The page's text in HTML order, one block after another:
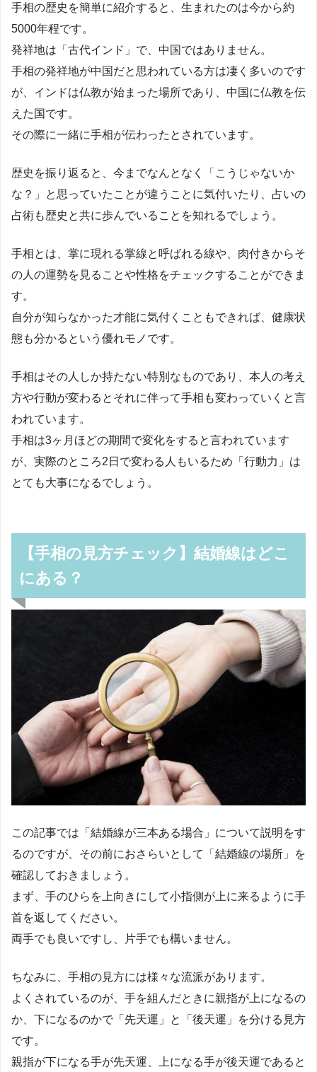
手相の歴史を簡単に紹介すると、生まれたのは今から約
5000年程です。
発祥地は「古代インド」で、中国ではありません。
手相の発祥地が中国だと思われている方は凄く多いのです
が、インドは仏教が始まった場所であり、中国に仏教を伝
えた国です。
その際に一緒に手相が伝わったとされています。
歴史を振り返ると、今までなんとなく「こうじゃないか
な？」と思っていたことが違うことに気付いたり、占いの
占術も歴史と共に歩んでいることを知れるでしょう。
手相とは、掌に現れる掌線と呼ばれる線や、肉付きからそ
の人の運勢を見ることや性格をチェックすることができま
す。
自分が知らなかった才能に気付くこともできれば、健康状
態も分かるという優れモノです。
手相はその人しか持たない特別なものであり、本人の考え
方や行動が変わるとそれに伴って手相も変わっていくと言
われています。
手相は3ヶ月ほどの期間で変化をすると言われています
が、実際のところ2日で変わる人もいるため「行動力」は
とても大事になるでしょう。
【手相の見方チェック】結婚線はどこ
にある？
この記事では「結婚線が三本ある場合」について説明をす
るのですが、その前におさらいとして「結婚線の場所」を
確認しておきましょう。
まず、手のひらを上向きにして小指側が上に来るように手
首を返してください。
両手でも良いですし、片手でも構いません。
ちなみに、手相の見方には様々な流派があります。
よくされているのが、手を組んだときに親指が上になるの
か、下になるのかで「先天運」と「後天運」を分ける見方
です。
親指が下になる手が先天運、上になる手が後天運であると